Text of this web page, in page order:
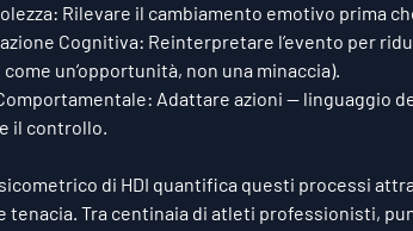
Rilevare il cambiamento emotivo prima
Cognitiva: Reinterpretare l’evento per
un’opportunità, non una minaccia).
Adattare azioni — linguaggio
il controllo.
di HDI quantifica questi processi
tenacia. Tra centinaia di atleti professionisti,